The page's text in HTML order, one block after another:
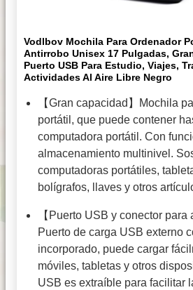
Vodlbov Mochila Para Ordenador
Antirrobo Unisex 17 Pulgadas,
Puerto USB Para Estudio, Viajes,
Actividades Al Aire Libre Negro
【Gran capacidad】Mochila
portátil, que puede contener
computadora portátil. Con
almacenamiento multinivel.
computadoras portátiles,
bolígrafos, llaves y otros
【Puerto USB y conector para
Puerto de carga USB externo
incorporado, puede cargar
móviles, tabletas y otros
USB es extraíble para facilitar